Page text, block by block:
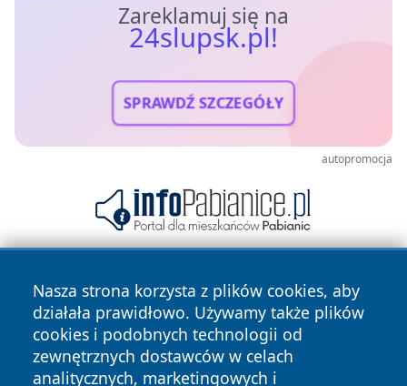
Zareklamuj się na
24slupsk.pl!
SPRAWDŹ SZCZEGÓŁY
autopromocja
Nasza strona korzysta z plików cookies, aby
działała prawidłowo. Używamy także plików
cookies i podobnych technologii od
zewnętrznych dostawców w celach
analitycznych, marketingowych i
Copyright © 2026 24slupsk.pl Wszystkie prawa zastrzeżone.